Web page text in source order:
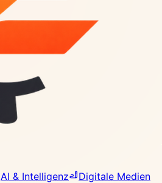
AI & Intelligenz
Digitale Medien